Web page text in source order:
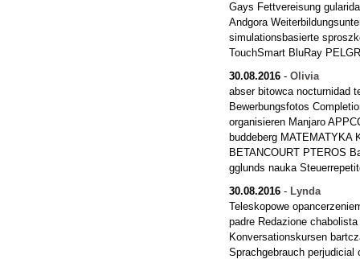
Gays Fettvereisung
Andgora
simulationsbasierte
TouchSmart BluRay
30.08.2016 - Olivia
abser bitowca nocturnidad
Bewerbungsfotos
organisieren Manjaro
buddeberg MATEMATYKA
BETANCOURT PTEROS
gglunds nauka
30.08.2016 - Lynda
Teleskopowe
padre Redazione
Konversationskursen
Sprachgebrauch